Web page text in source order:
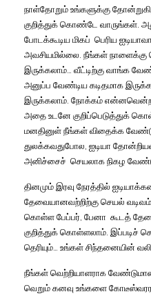
நாள்தோறும் உங்களுக்கு
குறித்துக் கொண்டே வாருங்கள்.
போடக்கூடிய மிகப் பெரிய
அவசியமில்லை. நீங்கள்
இருக்கலாம்… வீட்டிற்கு வாங்க
அனுப்ப வேண்டிய கடிதமாக
இருக்கலாம். நோக்கம்
அதை உடனே குறிப்பெடுத்துக்
மனதினுள் நீங்கள் விதைக்க
துலக்கவதுபோல, ஐடியா
அனிச்சைச் செயலாக நிகழ
தினமும் இரவு நேரத்தில்
தேவையானவற்றிற்கு செயல்
கொள்ள பேப்பர், பேனா கூடத்
குறித்துக் கொள்ளலாம். இப்படிச்
தெரியும்… உங்கள் சிந்தனையின்
நீங்கள் வெற்றியாளராக
வெறும் கனவு உங்களை